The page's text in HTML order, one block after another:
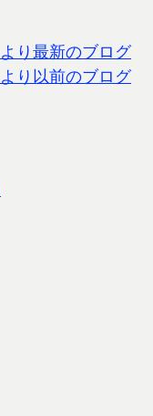
より最新のブログ
より以前のブログ